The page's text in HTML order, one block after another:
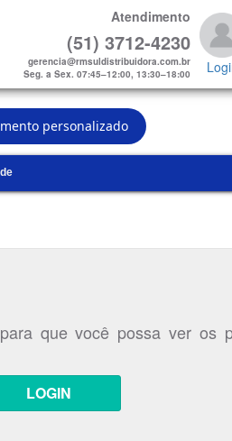
personalizado
Atendimento
(51) 3712-4230
gerencia@rmsuldistribuidora.com.br
Seg. a Sex. 07:45–12:00, 13:30–18:00
que você possa ver os
LOGIN